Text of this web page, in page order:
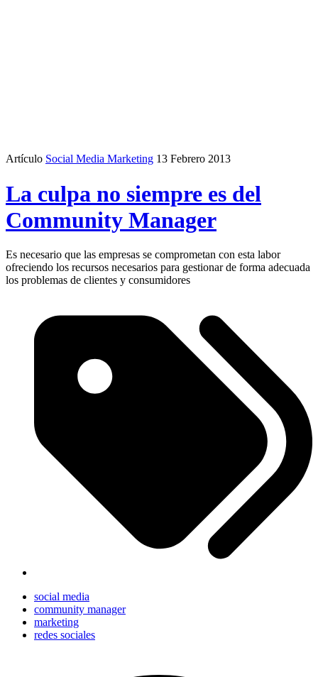
Artículo Social Media Marketing 13 Febrero 2013
La culpa no siempre es del
Community Manager
Es necesario que las empresas se comprometan con esta labor
ofreciendo los recursos necesarios para gestionar de forma adecuada
los problemas de clientes y consumidores
social media
community manager
marketing
redes sociales